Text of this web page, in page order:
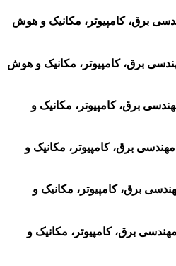
برق، کامپیوتر، مکانیک و هوش
برق، کامپیوتر، مکانیک و هوش
برق، کامپیوتر، مکانیک و
برق، کامپیوتر، مکانیک و
برق، کامپیوتر، مکانیک و
برق، کامپیوتر، مکانیک و